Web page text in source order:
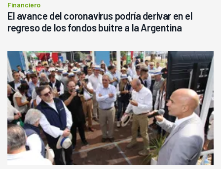
Financiero
El avance del coronavirus podría derivar en el
regreso de los fondos buitre a la Argentina